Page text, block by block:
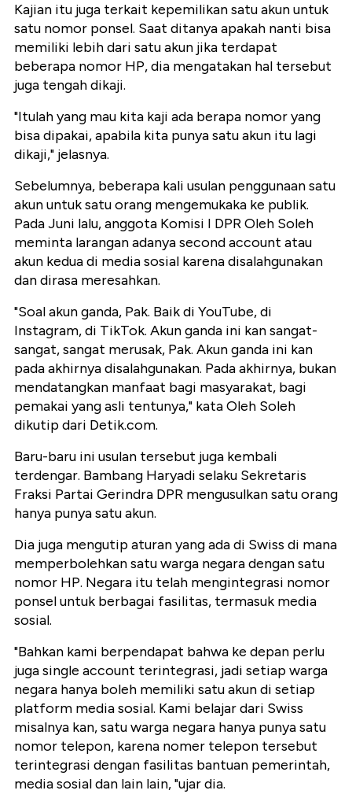
Kajian itu juga terkait kepemilikan satu akun untuk
satu nomor ponsel. Saat ditanya apakah nanti bisa
memiliki lebih dari satu akun jika terdapat
beberapa nomor HP, dia mengatakan hal tersebut
juga tengah dikaji.
"Itulah yang mau kita kaji ada berapa nomor yang
bisa dipakai, apabila kita punya satu akun itu lagi
dikaji," jelasnya.
Sebelumnya, beberapa kali usulan penggunaan satu
akun untuk satu orang mengemukaka ke publik.
Pada Juni lalu, anggota Komisi I DPR Oleh Soleh
meminta larangan adanya second account atau
akun kedua di media sosial karena disalahgunakan
dan dirasa meresahkan.
"Soal akun ganda, Pak. Baik di YouTube, di
Instagram, di TikTok. Akun ganda ini kan sangat-
sangat, sangat merusak, Pak. Akun ganda ini kan
pada akhirnya disalahgunakan. Pada akhirnya, bukan
mendatangkan manfaat bagi masyarakat, bagi
pemakai yang asli tentunya," kata Oleh Soleh
dikutip dari Detik.com.
Baru-baru ini usulan tersebut juga kembali
terdengar. Bambang Haryadi selaku Sekretaris
Fraksi Partai Gerindra DPR mengusulkan satu orang
hanya punya satu akun.
Dia juga mengutip aturan yang ada di Swiss di mana
memperbolehkan satu warga negara dengan satu
nomor HP. Negara itu telah mengintegrasi nomor
ponsel untuk berbagai fasilitas, termasuk media
sosial.
"Bahkan kami berpendapat bahwa ke depan perlu
juga single account terintegrasi, jadi setiap warga
negara hanya boleh memiliki satu akun di setiap
platform media sosial. Kami belajar dari Swiss
misalnya kan, satu warga negara hanya punya satu
nomor telepon, karena nomer telepon tersebut
terintegrasi dengan fasilitas bantuan pemerintah,
media sosial dan lain lain, "ujar dia.